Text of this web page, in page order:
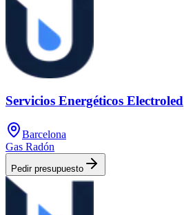
Servicios Energéticos Electroled
Barcelona
Gas Radón
Pedir presupuesto